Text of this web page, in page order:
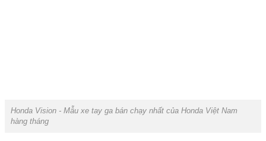
Honda Vision - Mẫu xe tay ga bán chạy nhất của Honda Việt Nam
hàng tháng